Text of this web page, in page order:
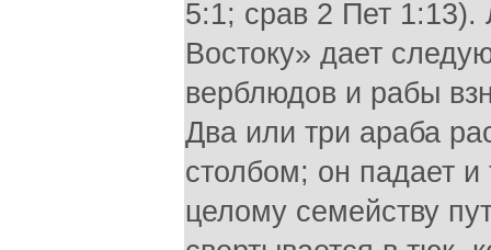
5:1; срав 2 Пет
Востоку» дает
верблюдов и рабы
Два или три араба
столбом; он падает и
целому семейству